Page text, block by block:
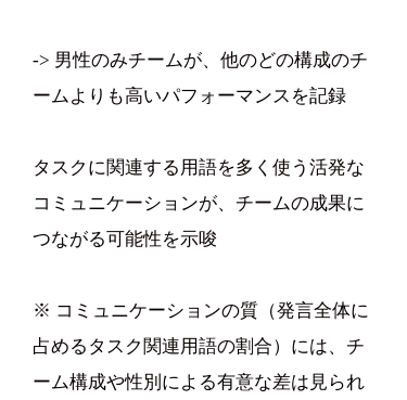
-> 男性のみチームが、他のどの構成のチ
ームよりも高いパフォーマンスを記録
タスクに関連する用語を多く使う活発な
コミュニケーションが、チームの成果に
つながる可能性を示唆
※ コミュニケーションの質（発言全体に
占めるタスク関連用語の割合）には、チ
ーム構成や性別による有意な差は見られ